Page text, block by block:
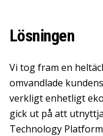
Lösningen
Vi tog fram en
omvandlade
verkligt enhetligt
gick ut på att
Technology